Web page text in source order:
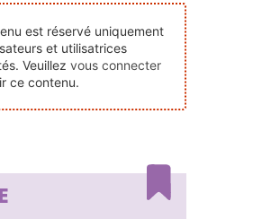
est réservé uniquement
et utilisatrices
Veuillez vous connecter
ce contenu.